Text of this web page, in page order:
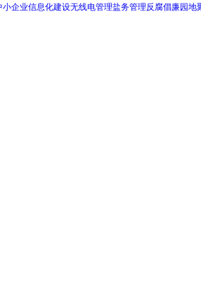
小企业信息化建设无线电管理盐务管理反腐倡廉园地